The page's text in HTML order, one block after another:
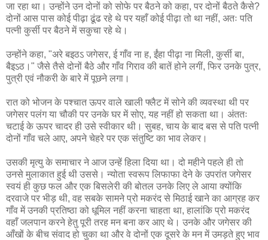
जा रहा था। उन्होंने उन दोनों को सोफे पर बैठने को कहा, पर दोनों बैठते कैसे?
दोनों आस पास कोई पीढ़ा ढूंढ रहे थे पर यहाँ कोई पीढ़ा तो था नहीं, अतः पति
पत्नी कुर्सी पर बैठने में सकुचा रहे थे।
उन्होंने कहा, "अरे बइठऽ जगेसर, ई गाँव ना ह, ईंहा पीढ़ा ना मिली, कुर्सी बा,
बैइऽठ।" जैसे तैसे दोनों बैठे और गाँव गिराव की बातें होने लगीं, फिर उनके पुत्र,
पुत्री एवं नौकरी के बारे में पूछने लगा।
रात को भोजन के पश्चात ऊपर वाले खाली फ्लैट में सोने की व्यवस्था थी पर
जगेसर पलंग या चौकी पर उनके घर में सोए, यह नहीं हो सकता था। अंततः
चटाई के ऊपर चादर ही उसे स्वीकार थी। सुबह, चाय के बाद बस से पति पत्नी
दोनों गाँव चले आए, अपने चेहरे पर एक संतुष्टि का भाव लेकर।
उसकी मृत्यु के समाचार ने आज उन्हें हिला दिया था। दो महीने पहले ही तो
उनसे मुलाकात हुई थी उससे। न्योता स्वरूप लिफाफा देने के उपरांत जगेसर
स्वयं ही कुछ फल और एक बिसलेरी की बोतल उनके लिए ले आया क्योंकि
दरवाजे पर भीड़ थी, वह सबके सामने प्रो मकरंद से मिठाई खाने का आग्रह कर
गाँव में उनकी प्रतिष्ठा को धूमिल नहीं करना चाहता था, हालांकि प्रो मकरंद
वहाँ जलपान करने हेतु पूरी तरह मन बना कर आए थे। उनके और जगेसर की
आँखों के बीच संवाद हो चुका था और वे दोनों एक दूसरे के मन में उमड़ते हुए भाव